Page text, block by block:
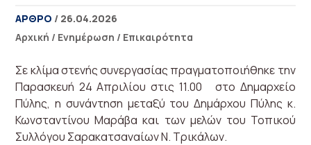
ΑΡΘΡΟ / 26.04.2026
Αρχική / Ενημέρωση / Επικαιρότητα
Σε κλίμα στενής συνεργασίας πραγματοποιήθηκε την
Παρασκευή 24 Απριλίου στις 11.00 στο Δημαρχείο
Πύλης, η συνάντηση μεταξύ του Δημάρχου Πύλης κ.
Κωνσταντίνου Μαράβα και των μελών του Τοπικού
Συλλόγου Σαρακατσαναίων Ν. Τρικάλων.